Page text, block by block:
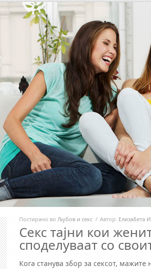
Постирано во Љубов и секс / Автор: Елизабета
Секс тајни кои
споделуваат со
Кога станува збор за сексот, мажите